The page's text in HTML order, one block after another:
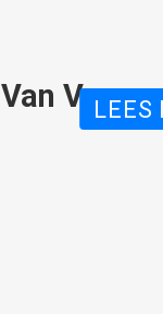
Van LEES